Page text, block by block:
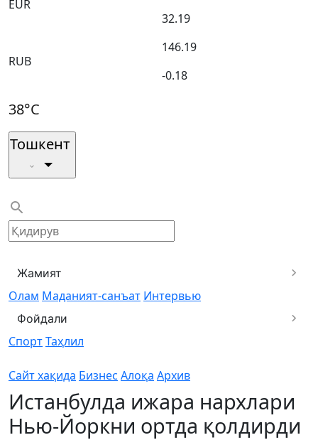
EUR
32.19
RUB
146.19
-0.18
38°C
Тошкент
Жамият
Олам Маданият-санъат Интервью
Фойдали
СпортТаҳлил
Сайт хақида Бизнес Алоқа Архив
Истанбулда ижара нархлари
Нью-Йоркни ортда қолдирди